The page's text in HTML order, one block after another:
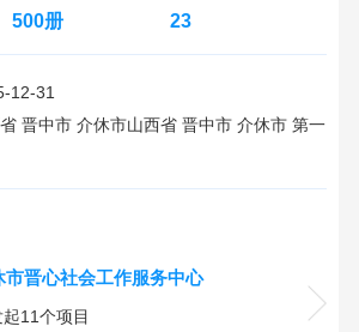
500册 23
12-31
晋中市 介休市山西省 晋中市 介休市 第一
市晋心社会工作服务中心
起11个项目